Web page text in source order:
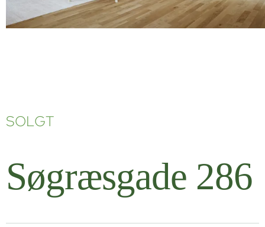
SOLGT
Søgræsgade 286